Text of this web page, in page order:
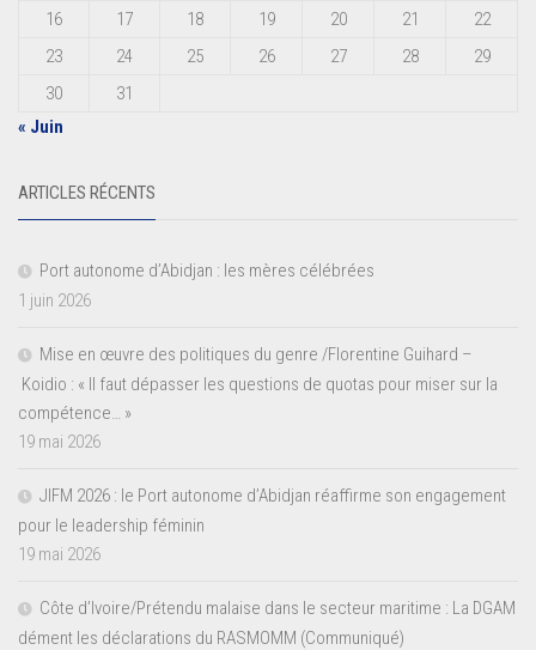
16
17 18 19 20 21
22
23
24 25 26 27 28
29
30
31
« Juin
ARTICLES RÉCENTS
Port autonome d’Abidjan : les mères célébrées
1 juin 2026
Mise en œuvre des politiques du genre /Florentine Guihard –
Koidio : « Il faut dépasser les questions de quotas pour miser sur la
compétence… »
19 mai 2026
JIFM 2026 : le Port autonome d’Abidjan réaffirme son engagement
pour le leadership féminin
19 mai 2026
Côte d’Ivoire/Prétendu malaise dans le secteur maritime : La DGAM
dément les déclarations du RASMOMM (Communiqué)